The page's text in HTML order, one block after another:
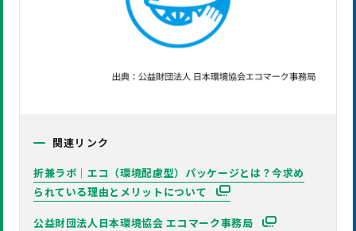
関連リンク
折兼ラボ｜エコ（環境配慮型）パッケージとは？今求め
られている理由とメリットについて
公益財団法人日本環境協会 エコマーク事務局